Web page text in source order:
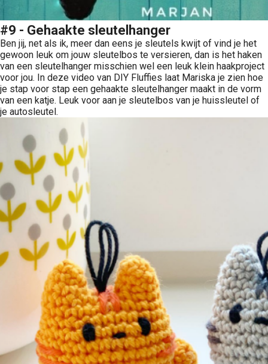
#9 - Gehaakte sleutelhanger
Ben jij, net als ik, meer dan eens je sleutels kwijt of vind je het
gewoon leuk om jouw sleutelbos te versieren, dan is het haken
van een sleutelhanger misschien wel een leuk klein haakproject
voor jou. In deze video van DIY Fluffies laat Mariska je zien hoe
je stap voor stap een gehaakte sleutelhanger maakt in de vorm
van een katje. Leuk voor aan je sleutelbos van je huissleutel of
je autosleutel.